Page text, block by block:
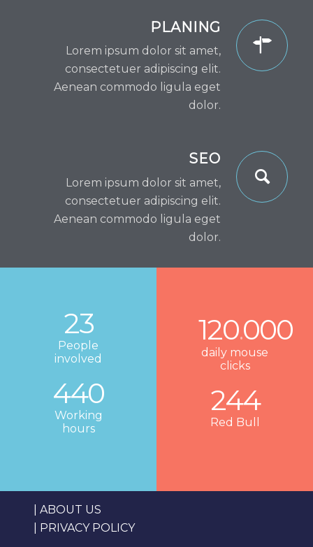
PLANING
Lorem ipsum dolor sit amet,
consectetuer adipiscing elit.
Aenean commodo ligula eget
dolor.
SEO
Lorem ipsum dolor sit amet,
consectetuer adipiscing elit.
Aenean commodo ligula eget
dolor.
23
People
involved
440
Working
hours
120.000
daily mouse
clicks
244
Red Bull
ABOUT US
PRIVACY POLICY